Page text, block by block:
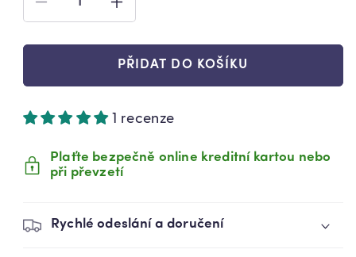
SNÍŽIT
MNOŽSTVÍ
PRODUKTU
KLÍČE
KLÍČENKA
MODRÁ
(84090002)
ZVÝŠIT
MNOŽSTVÍ
PRODUKTU
DRŽÁK
NA
KLÍČE
KLÍČENKA
MODRÁ
(84090002)
PŘIDAT DO KOŠÍKU
1 recenze
Plaťte bezpečně online kreditní kartou nebo
při převzetí
Rychlé odeslání a doručení